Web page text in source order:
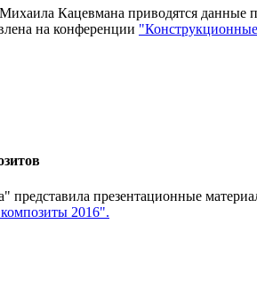
Кацевмана приводятся данные
на конференции
презентационные
2016".